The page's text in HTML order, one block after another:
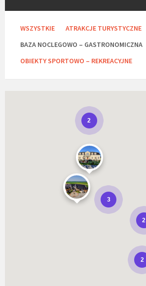
C
t
g
o
i
WSZYSTKIE
ATRAKCJE TURYSTYCZNE
BAZA NOCLEGOWO – GASTRONOMICZNA
OBIEKTY SPORTOWO – REKREACYJNE
3
2
2
2